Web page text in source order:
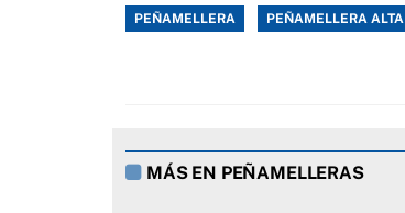
PEÑAMELLERA PEÑAMELLERA ALTA
MÁS EN PEÑAMELLERAS